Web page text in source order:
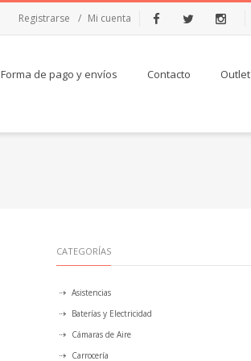
Registrarse Mi cuenta
Forma de pago y envíos Contacto Outlet
CATEGORÍAS
Asistencias
Baterías y Electricidad
Cámaras de Aire
Carrocería